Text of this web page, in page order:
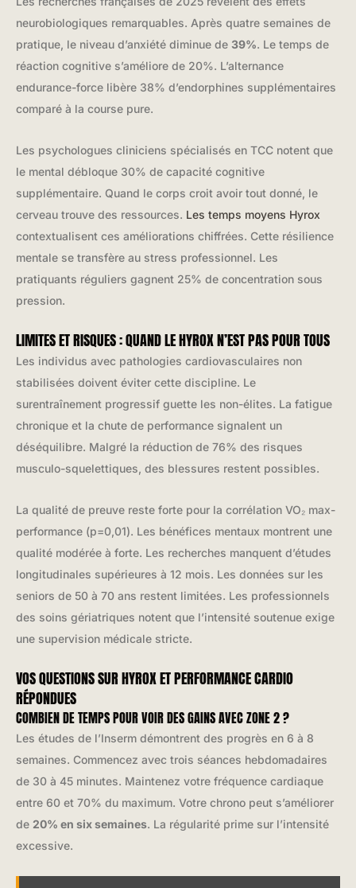
neurobiologiques remarquables. Après quatre semaines de
pratique, le niveau d’anxiété diminue de 39%. Le temps de
réaction cognitive s’améliore de 20%. L’alternance
endurance-force libère 38% d’endorphines supplémentaires
comparé à la course pure.
Les psychologues cliniciens spécialisés en TCC notent que
le mental débloque 30% de capacité cognitive
supplémentaire. Quand le corps croit avoir tout donné, le
cerveau trouve des ressources. Les temps moyens Hyrox
contextualisent ces améliorations chiffrées. Cette résilience
mentale se transfère au stress professionnel. Les
pratiquants réguliers gagnent 25% de concentration sous
pression.
LIMITES ET RISQUES : QUAND LE HYROX N’EST PAS POUR TOUS
Les individus avec pathologies cardiovasculaires non
stabilisées doivent éviter cette discipline. Le
surentraînement progressif guette les non-élites. La fatigue
chronique et la chute de performance signalent un
déséquilibre. Malgré la réduction de 76% des risques
musculo-squelettiques, des blessures restent possibles.
La qualité de preuve reste forte pour la corrélation VO₂ max-
performance (p=0,01). Les bénéfices mentaux montrent une
qualité modérée à forte. Les recherches manquent d’études
longitudinales supérieures à 12 mois. Les données sur les
seniors de 50 à 70 ans restent limitées. Les professionnels
des soins gériatriques notent que l’intensité soutenue exige
une supervision médicale stricte.
VOS QUESTIONS SUR HYROX ET PERFORMANCE CARDIO
RÉPONDUES
COMBIEN DE TEMPS POUR VOIR DES GAINS AVEC ZONE 2 ?
Les études de l’Inserm démontrent des progrès en 6 à 8
semaines. Commencez avec trois séances hebdomadaires
de 30 à 45 minutes. Maintenez votre fréquence cardiaque
entre 60 et 70% du maximum. Votre chrono peut s’améliorer
de 20% en six semaines. La régularité prime sur l’intensité
excessive.